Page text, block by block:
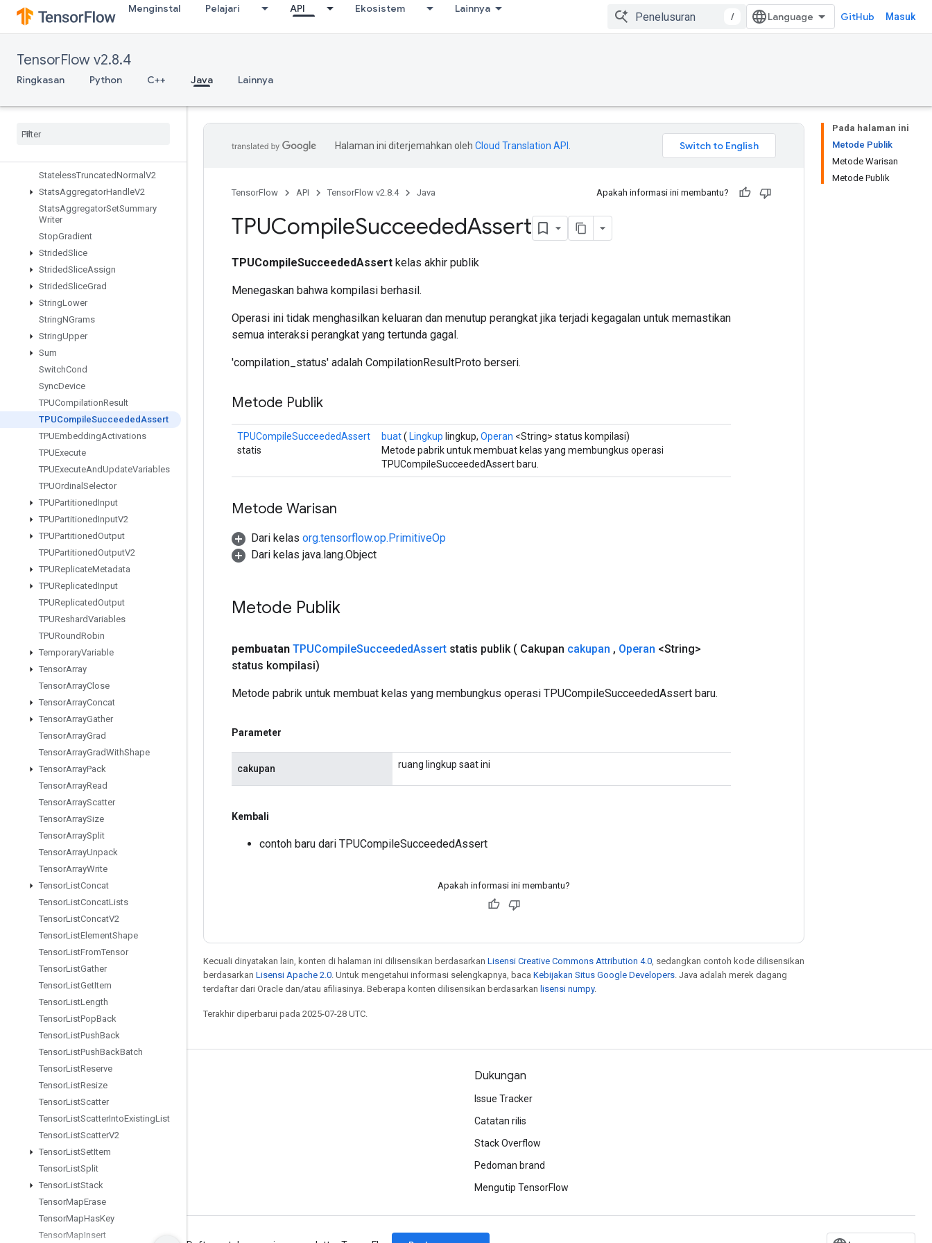
Menginstal Pelajari API Ekosistem Lainnya
/ GitHub Masuk
TensorFlow v2.8.4
Ringkasan Python C++ Java Lainnya
StatelessRandomNormalV2
StatelessRandomPoisson
StatelessRandomUniformFullInt
2
Stateless
StatelessTruncatedNormal V2
StatsAggregatorHandleV2
StatsAggregatorSetSummary
Writer
StopGradient
StridedSlice
StridedSliceAssign
StridedSliceGrad
StringLower
StringNGrams
StringUpper
Sum
SwitchCond
SyncDevice
TPUCompilationResult
TPUCompileSucceededAssert
TPUEmbeddingActivations
TPUExecute
TPUExecuteAndUpdateVariables
TPUOrdinal Selector
TPUPartitionedInput
TPUPartitionedInputV2
TPUPartitionedOutput
TPUPartitionedOutputV2
TPUReplicateMetadata
TPUReplicatedInput
TPUReplicatedOutput
TPUReshardVariables
TPURoundRobin
TemporaryVariable
TensorArray
TensorArrayClose
TensorArrayConcat
TensorArrayGather
TensorArrayGrad
TensorArrayGradWithShape
TensorArrayPack
TensorArrayRead
TensorArrayScatter
TensorArraySize
TensorArraySplit
TensorArrayUnpack
TensorArrayWrite
TensorListConcat
TensorListConcatLists
TensorListConcatV2
TensorListElementShape
TensorListFromTensor
TensorListGather
TensorListGetItem
TensorListLength
TensorListPopBack
TensorListPushBack
TensorListPushBackBatch
TensorListReserve
TensorListResize
TensorListScatter
TensorListScatterIntoExistingList
TensorListScatterV2
TensorListSetItem
TensorListSplit
TensorListStack
TensorMapErase
TensorMapHasKey
TensorMapInsert
Pada halaman ini
Metode Publik
Metode Warisan
Metode Publik
Halaman ini diterjemahkan oleh Cloud Translation API
TensorFlow API TensorFlow v2.8.4 Java Apakah informasi ini membantu?
TPUCompileSucceededAssert
TPUCompileSucceededAssert kelas akhir publik
Menegaskan bahwa kompilasi berhasil.
Operasi ini tidak menghasilkan keluaran dan menutup perangkat jika terjadi kegagalan untuk memastikan
semua interaksi perangkat yang tertunda gagal.
'compilation_status' adalah CompilationResultProto berseri.
Metode Publik
TPUCompileSucceededAssert
statis
buat( Lingkup lingkup, Operan <String> status kompilasi)
Metode pabrik untuk membuat kelas yang membungkus operasi
TPUCompileSucceededAssert baru.
Metode Warisan
Dari kelas org.tensorflow.op.PrimitiveOp
Dari kelas java.lang.Object
Metode Publik
pembuatan TPUCompileSucceededAssert statis publik ( Cakupan cakupan , Operan <String>
status kompilasi)
Metode pabrik untuk membuat kelas yang membungkus operasi TPUCompileSucceededAssert baru.
Parameter
cakupan ruang lingkup saat ini
Kembali
contoh baru dari TPUCompileSucceededAssert
Apakah informasi ini membantu?
Kecuali dinyatakan lain, konten di halaman ini dilisensikan berdasarkan Lisensi Creative Commons Attribution 4.0 , sedangkan contoh kode dilisensikan
berdasarkan Lisensi Apache 2.0 . Untuk mengetahui informasi selengkapnya, baca Kebijakan Situs Google Developers . Java adalah merek dagang
terdaftar dari Oracle dan/atau afiliasinya. Beberapa konten dilisensikan berdasarkan lisensi numpy.
Terakhir diperbarui pada 2025-07-28 UTC.
Tetap terhubung
Forum
Twitter
YouTube
Dukungan
Issue Tracker
Catatan rilis
Stack Overflow
Pedoman brand
Mengutip TensorFlow